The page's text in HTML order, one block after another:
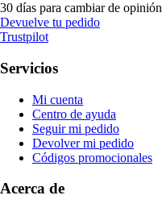
30 días para cambiar de opinión
Devuelve tu pedido
Trustpilot
Servicios
Mi cuenta
Centro de ayuda
Seguir mi pedido
Devolver mi pedido
Códigos promocionales
Acerca de